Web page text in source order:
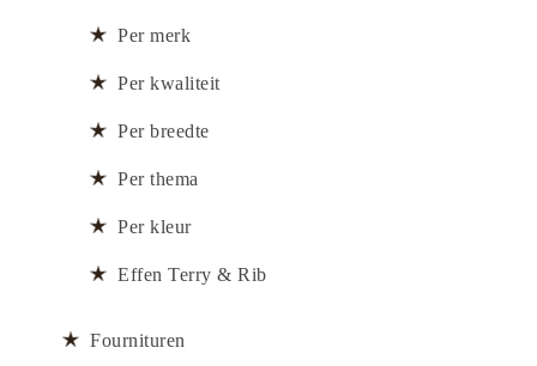
Per merk
Per kwaliteit
Per breedte
Per thema
Per kleur
Effen Terry & Rib
Fournituren